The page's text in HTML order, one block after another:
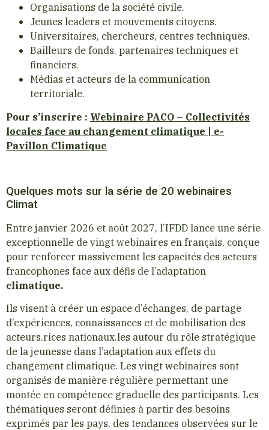
Organisations de la société civile.
Jeunes leaders et mouvements citoyens.
Universitaires, chercheurs, centres techniques.
Bailleurs de fonds, partenaires techniques et
financiers.
Médias et acteurs de la communication
territoriale.
Pour s’inscrire : Webinaire PACO – Collectivités
locales face au changement climatique | e-
Pavillon Climatique
Quelques mots sur la série de 20 webinaires
Climat
Entre janvier 2026 et août 2027, l’IFDD lance une série
exceptionnelle de vingt webinaires en français, conçue
pour renforcer massivement les capacités des acteurs
francophones face aux défis de l’adaptation
climatique.
Ils visent à créer un espace d’échanges, de partage
d’expériences, connaissances et de mobilisation des
acteurs.rices nationaux.les autour du rôle stratégique
de la jeunesse dans l’adaptation aux effets du
changement climatique. Les vingt webinaires sont
organisés de manière régulière permettant une
montée en compétence graduelle des participants. Les
thématiques seront définies à partir des besoins
exprimés par les pays, des tendances observées sur le